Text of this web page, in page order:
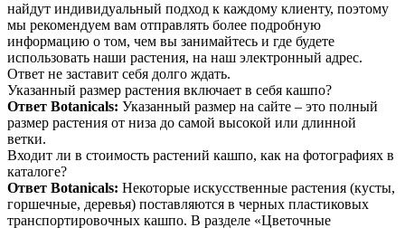
найдут индивидуальный подход к каждому клиенту, поэтому
мы рекомендуем вам отправлять более подробную
информацию о том, чем вы занимайтесь и где будете
использовать наши растения, на наш электронный адрес.
Ответ не заставит себя долго ждать.
Указанный размер растения включает в себя кашпо?
Ответ Botanicals: Указанный размер на сайте – это полный
размер растения от низа до самой высокой или длинной
ветки.
Входит ли в стоимость растений кашпо, как на фотографиях в
каталоге?
Ответ Botanicals: Некоторые искусственные растения (кусты,
горшечные, деревья) поставляются в черных пластиковых
транспортировочных кашпо. В разделе «Цветочные